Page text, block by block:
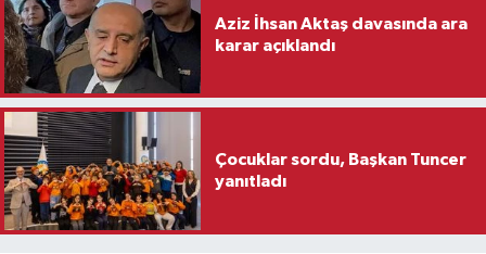
Aziz İhsan Aktaş davasında ara
karar açıklandı
Çocuklar sordu, Başkan Tuncer
yanıtladı